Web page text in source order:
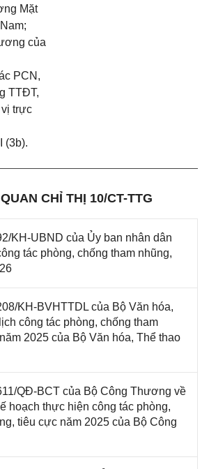
Mặt
của
PCN,
TTĐT,
trực
(3b).
CHỈ THỊ 10/CT-TTG
KH-UBND của Ủy ban nhân dân
tác phòng, chống tham nhũng,
KH-BVHTTDL của Bộ Văn hóa,
công tác phòng, chống tham
2025 của Bộ Văn hóa, Thể thao
QĐ-BCT của Bộ Công Thương về
hoạch thực hiện công tác phòng,
tiêu cực năm 2025 của Bộ Công